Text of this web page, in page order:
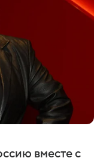
вместе с